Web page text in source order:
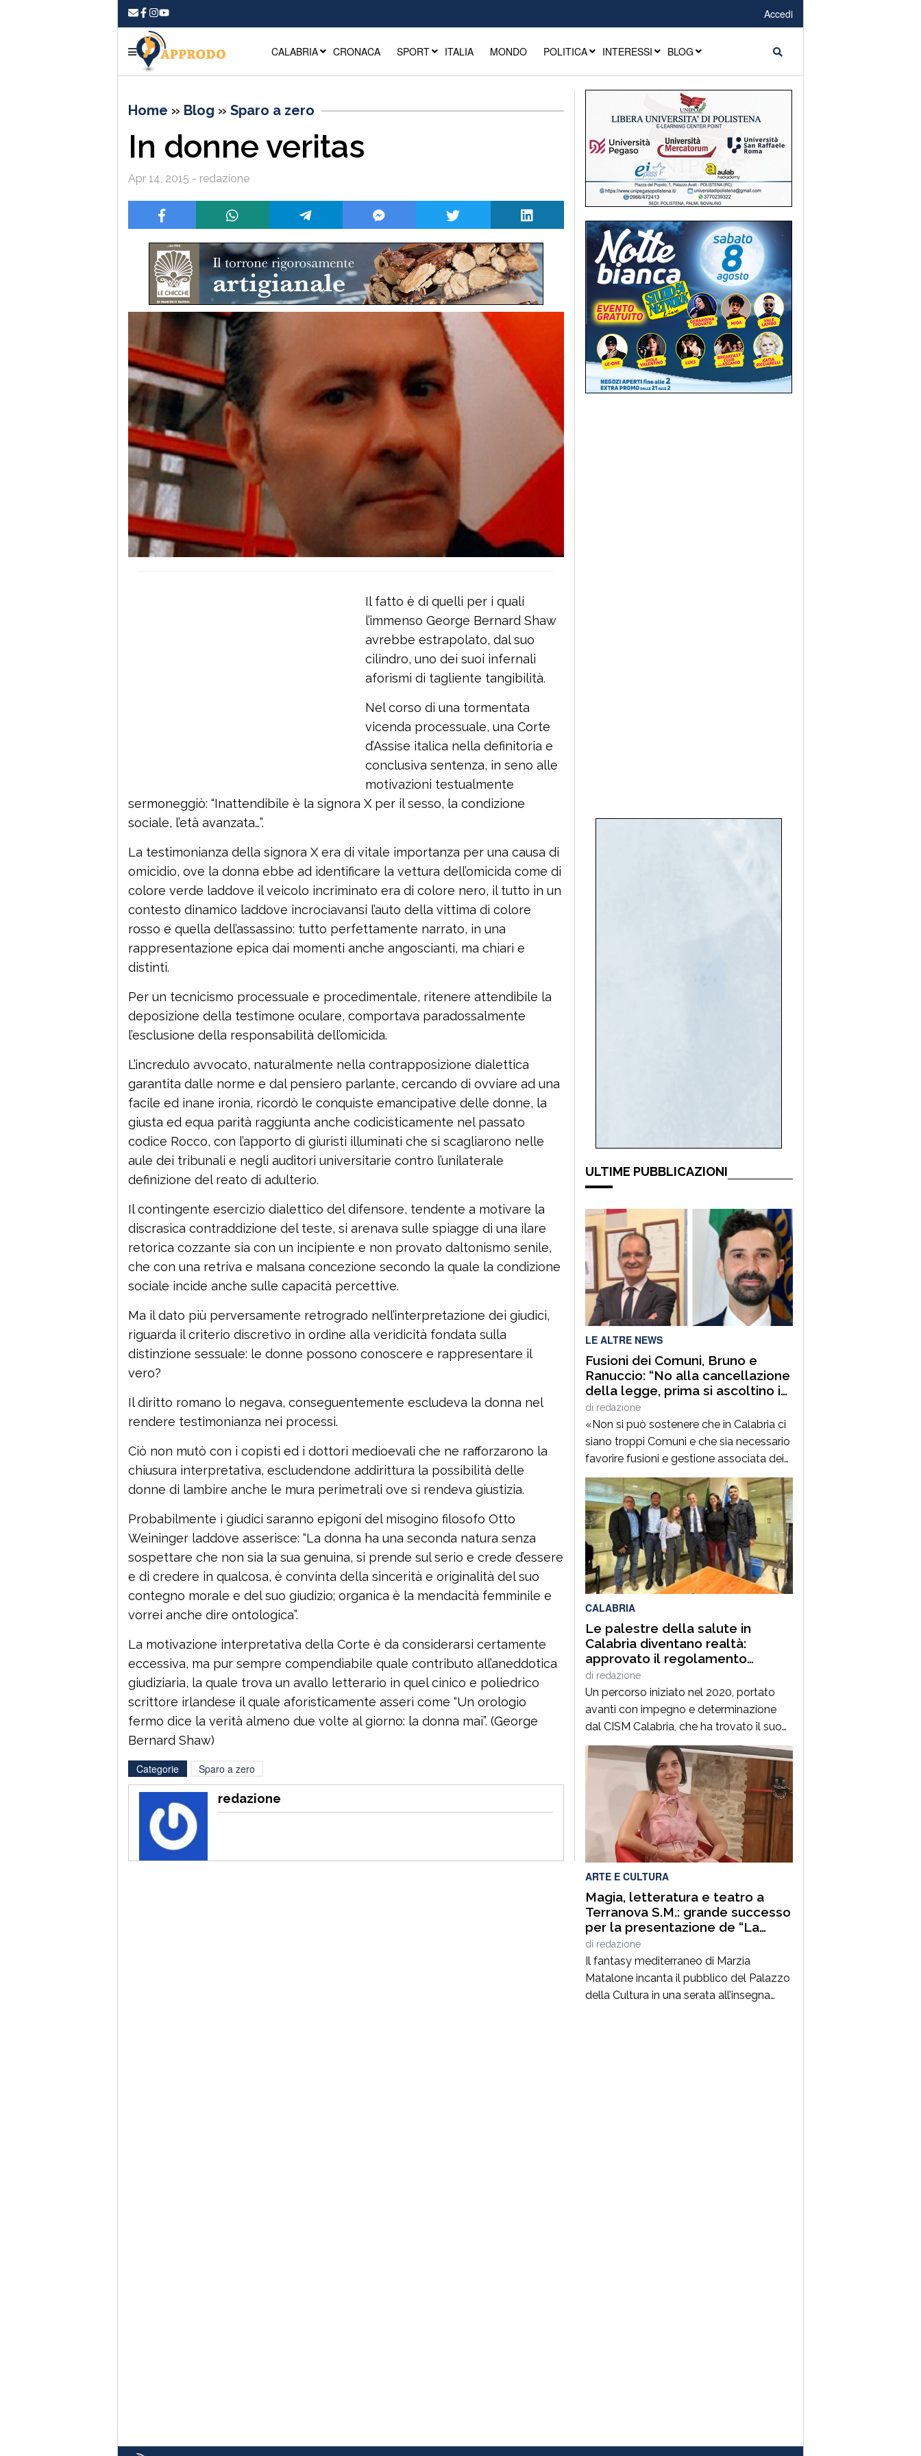
Accedi
CALABRIA CRONACA SPORT ITALIA MONDO POLITICA INTERESSI BLOG
Home » Blog » Sparo a zero
In donne veritas
Apr 14, 2015 - redazione
Il fatto è di quelli per i quali
l’immenso George Bernard Shaw
avrebbe estrapolato, dal suo
cilindro, uno dei suoi infernali
aforismi di tagliente tangibilità.
Nel corso di una tormentata
vicenda processuale, una Corte
d’Assise italica nella definitoria e
conclusiva sentenza, in seno alle
motivazioni testualmente
sermoneggiò: “Inattendibile è la signora X per il sesso, la condizione
sociale, l’età avanzata…”.
La testimonianza della signora X era di vitale importanza per una causa di
omicidio, ove la donna ebbe ad identificare la vettura dell’omicida come di
colore verde laddove il veicolo incriminato era di colore nero, il tutto in un
contesto dinamico laddove incrociavansi l’auto della vittima di colore
rosso e quella dell’assassino: tutto perfettamente narrato, in una
rappresentazione epica dai momenti anche angoscianti, ma chiari e
distinti.
Per un tecnicismo processuale e procedimentale, ritenere attendibile la
deposizione della testimone oculare, comportava paradossalmente
l’esclusione della responsabilità dell’omicida.
L’incredulo avvocato, naturalmente nella contrapposizione dialettica
garantita dalle norme e dal pensiero parlante, cercando di ovviare ad una
facile ed inane ironia, ricordò le conquiste emancipative delle donne, la
giusta ed equa parità raggiunta anche codicisticamente nel passato
codice Rocco, con l’apporto di giuristi illuminati che si scagliarono nelle
aule dei tribunali e negli auditori universitarie contro l’unilaterale
definizione del reato di adulterio.
Il contingente esercizio dialettico del difensore, tendente a motivare la
discrasica contraddizione del teste, si arenava sulle spiagge di una ilare
retorica cozzante sia con un incipiente e non provato daltonismo senile,
che con una retriva e malsana concezione secondo la quale la condizione
sociale incide anche sulle capacità percettive.
Ma il dato più perversamente retrogrado nell’interpretazione dei giudici,
riguarda il criterio discretivo in ordine alla veridicità fondata sulla
distinzione sessuale: le donne possono conoscere e rappresentare il
vero?
Il diritto romano lo negava, conseguentemente escludeva la donna nel
rendere testimonianza nei processi.
Ciò non mutò con i copisti ed i dottori medioevali che ne rafforzarono la
chiusura interpretativa, escludendone addirittura la possibilità delle
donne di lambire anche le mura perimetrali ove si rendeva giustizia.
Probabilmente i giudici saranno epigoni del misogino filosofo Otto
Weininger laddove asserisce: “La donna ha una seconda natura senza
sospettare che non sia la sua genuina, si prende sul serio e crede d’essere
e di credere in qualcosa, è convinta della sincerità e originalità del suo
contegno morale e del suo giudizio; organica è la mendacità femminile e
vorrei anche dire ontologica”.
La motivazione interpretativa della Corte è da considerarsi certamente
eccessiva, ma pur sempre compendiabile quale contributo all’aneddotica
giudiziaria, la quale trova un avallo letterario in quel cinico e poliedrico
scrittore irlandese il quale aforisticamente asserì come “Un orologio
fermo dice la verità almeno due volte al giorno: la donna mai”. (George
Bernard Shaw)
Categorie Sparo a zero
redazione
ULTIME PUBBLICAZIONI
LE ALTRE NEWS
Fusioni dei Comuni, Bruno e
Ranuccio: “No alla cancellazione
della legge, prima si ascoltino i
sindaci”
di redazione
«Non si può sostenere che in Calabria ci
siano troppi Comuni e che sia necessario
favorire fusioni e gestione associata dei
servizi e, contemporaneamente,
cancellare la legge regionale che
sostiene proprio questi processi. Prima di
procedere con l’abrogazione della legge
15 del 2006 occorre ascoltare i sindaci e
valutare con attenzione tutte le
conseguenze che […]
CALABRIA
Le palestre della salute in
Calabria diventano realtà:
approvato il regolamento
attuativo
di redazione
Un percorso iniziato nel 2020, portato
avanti con impegno e determinazione
dal CISM Calabria, che ha trovato il suo
primo importante traguardo con
l’approvazione della legge regionale nel
2023 e che oggi si completa con un
ulteriore passaggio fondamentale:
l’approvazione del regolamento
attuativo che disciplina il riconoscimento
e il funzionamento delle Palestre della
Salute in […]
ARTE E CULTURA
Magia, letteratura e teatro a
Terranova S.M.: grande successo
per la presentazione de “La
Profezia del Quinto Vertice-La
fiamma duplice”
di redazione
Il fantasy mediterraneo di Marzia
Matalone incanta il pubblico del Palazzo
della Cultura in una serata all’insegna